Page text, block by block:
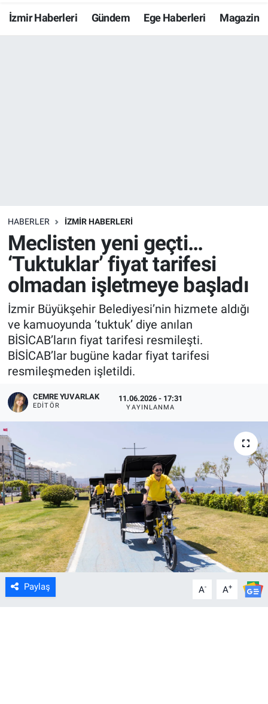
İzmir Haberleri Gündem Ege Haberleri Magazin
HABERLER İZMİR HABERLERİ
Meclisten yeni geçti…
‘Tuktuklar’ fiyat tarifesi
olmadan işletmeye başladı
İzmir Büyükşehir Belediyesi’nin hizmete aldığı
ve kamuoyunda ‘tuktuk’ diye anılan
BİSİCAB’ların fiyat tarifesi resmileşti.
BİSİCAB’lar bugüne kadar fiyat tarifesi
resmileşmeden işletildi.
CEMRE YUVARLAK
EDITÖR
11.06.2026 - 17:31
YAYINLANMA
Paylaş A- A+
Resmi İlanlar